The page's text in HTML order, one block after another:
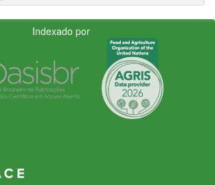
Indexado por